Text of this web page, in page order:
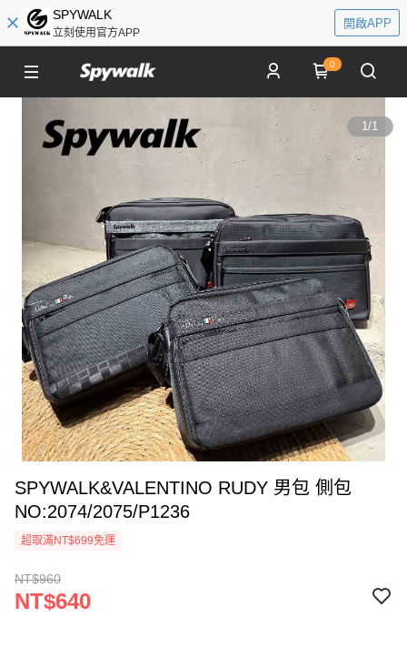
SPYWALK
立刻使用官方APP
開啟APP
0
1/1
SPYWALK&VALENTINO RUDY 男包 側包
NO:2074/2075/P1236
超取滿NT$699免運
NT$960
NT$640